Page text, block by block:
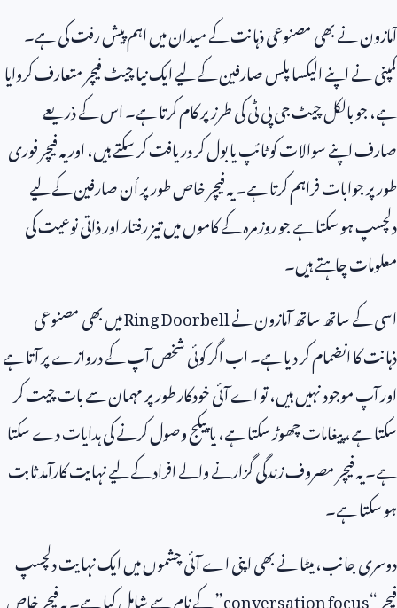
آمازون نے بھی مصنوعی ذہانت کے میدان میں اہم پیش رفت کی ہے۔
کمپنی نے اپنے الیکسا پلس صارفین کے لیے ایک نیا چیٹ فیچر متعارف کروایا
ہے، جو بالکل چیٹ جی پی ٹی کی طرز پر کام کرتا ہے۔ اس کے ذریعے
صارف اپنے سوالات کو ٹائپ یا بول کر دریافت کر سکتے ہیں، اور یہ فیچر فوری
طور پر جوابات فراہم کرتا ہے۔ یہ فیچر خاص طور پر اُن صارفین کے لیے
دلچسپ ہو سکتا ہے جو روزمرہ کے کاموں میں تیز رفتار اور ذاتی نوعیت کی
معلومات چاہتے ہیں۔
اسی کے ساتھ ساتھ آمازون نےRing Doorbellمیں بھی مصنوعی
ذہانت کا انضمام کر دیا ہے۔ اب اگر کوئی شخص آپ کے دروازے پر آتا ہے
اور آپ موجود نہیں ہیں، تو اے آئی خودکار طور پر مہمان سے بات چیت کر
سکتا ہے، پیغامات چھوڑ سکتا ہے، یا پیکج وصول کرنے کی ہدایات دے سکتا
ہے۔ یہ فیچر مصروف زندگی گزارنے والے افراد کے لیے نہایت کارآمد ثابت
ہو سکتا ہے۔
دوسری جانب، میٹا نے بھی اپنی اے آئی چشموں میں ایک نہایت دلچسپ
فیچر “conversation focus” کے نام سے شامل کیا ہے۔ یہ فیچر خاص